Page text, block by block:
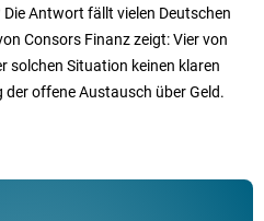
Antwort fällt vielen Deutschen
Consors Finanz zeigt: Vier von
solchen Situation keinen klaren
offene Austausch über Geld.